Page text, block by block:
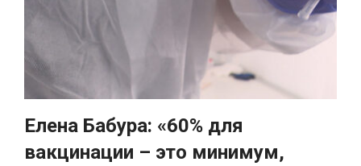
Елена Бабура: «60% для
вакцинации – это минимум,